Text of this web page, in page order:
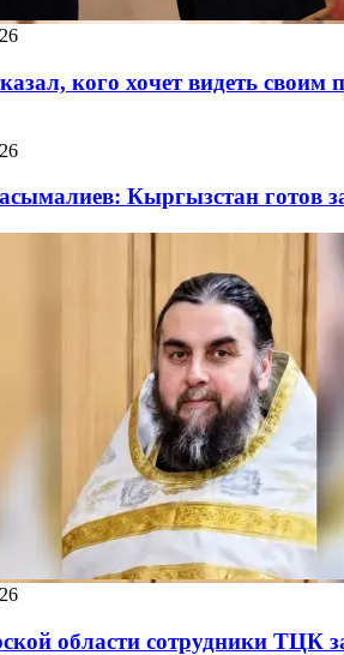
кого хочет видеть
Кыргызстан готов
области сотрудники ТЦК